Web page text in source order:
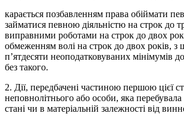
карається позбавленням права обіймати
займатися певною діяльністю на строк до
виправними роботами на строк до двох
обмеженням волі на строк до двох років, з
п’ятдесяти неоподатковуваних мінімумів
без такого.
2. Дії, передбачені частиною першою цієї
неповнолітнього або особи, яка
стані чи в матеріальній залежності від